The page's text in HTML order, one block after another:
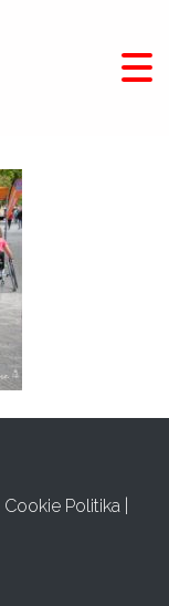
Cookie Politika